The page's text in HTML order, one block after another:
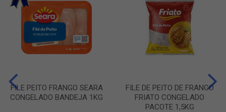
FILE PEITO FRANGO SEARA
CONGELADO BANDEJA 1KG
FILE DE PEITO DE FRANGO
FRIATO CONGELADO
PACOTE 1,5KG